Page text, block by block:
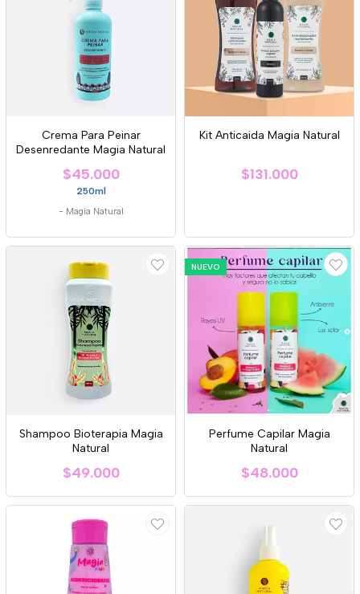
Crema Para Peinar
Desenredante Magia Natural
$45.000
250ml
- Magia Natural
Kit Anticaida Magia Natural
$131.000
Shampoo Bioterapia Magia
Natural
$49.000
NUEVO
Perfume Capilar Magia
Natural
$48.000